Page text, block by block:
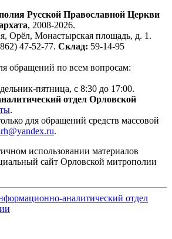
Русской Православной Церкви
, 2008-2026.
Орёл, Монастырская площадь, д. 1.
47-52-77. Склад: 59-14-95
обращений по всем вопросам:
пятница, с 8:30 до 17:00.
отдел Орловской
.
для обращений средств массовой
.
использовании материалов
сайт Орловской митрополии
аналитический отдел